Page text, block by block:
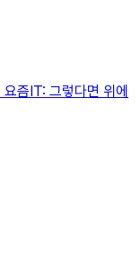
즘IT: 그렇다면 위에